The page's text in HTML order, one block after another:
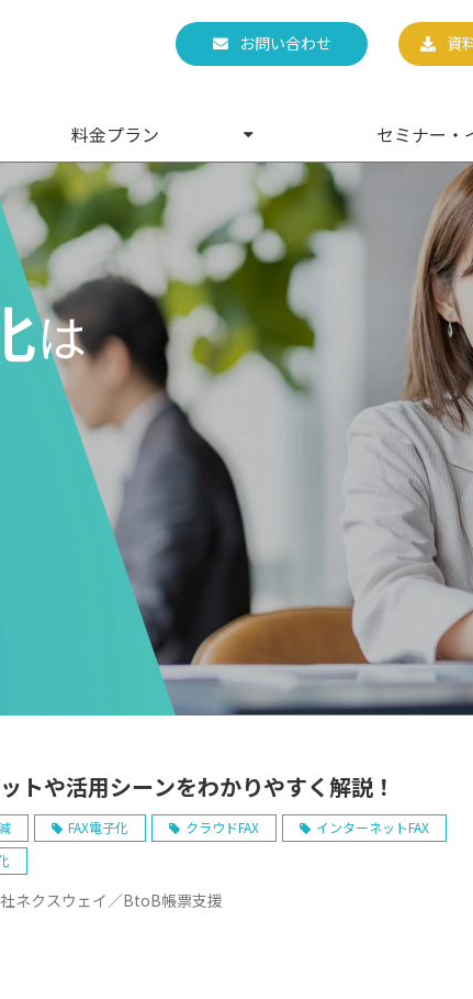
お問い合わせ 資
料金プラン セミナー・
は
トや活用シーンをわかりやすく解説！
FAX電子化 クラウドFAX
インターネットFAX
ネクスウェイ／BtoB帳票支援